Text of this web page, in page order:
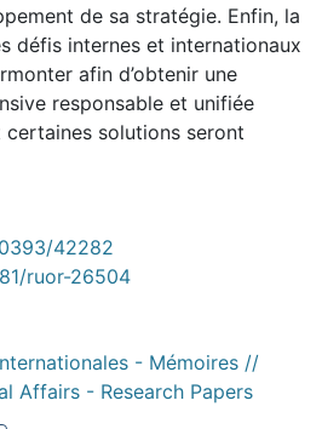
de sa stratégie. Enfin, la
défis internes et internationaux
afin d’obtenir une
responsable et unifiée
certaines solutions seront
42282
ruor-26504
- Mémoires //
Affairs - Research Papers